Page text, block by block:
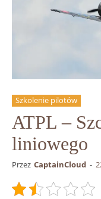
Szkolenie pilotów
ATPL –
liniowego
Przez CaptainCloud -